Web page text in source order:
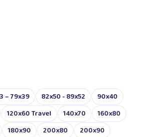
– 79x39 82x50 - 89x52
90x40
120x60 Travel 140x70
160x80
180x90 200x80
200x90